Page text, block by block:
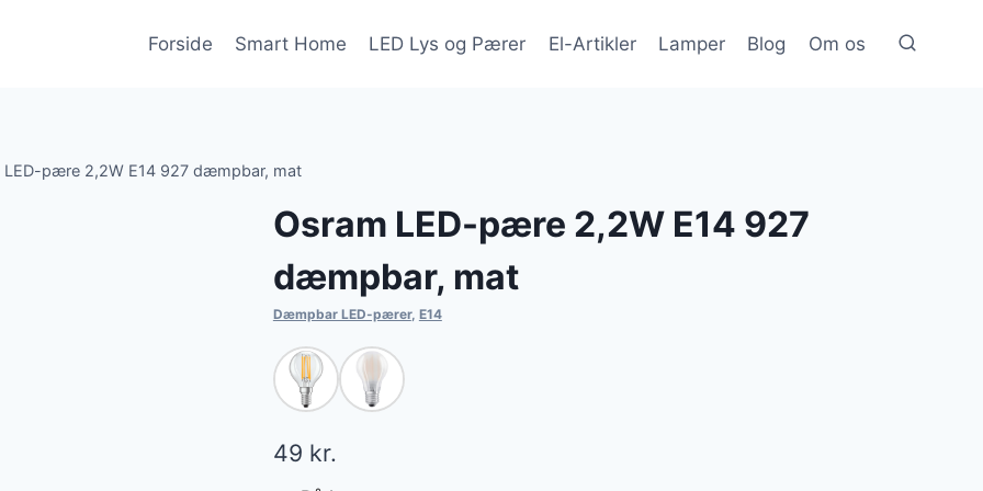
Forside Smart Home LED Lys og Pærer El-Artikler Lamper Blog Om os
LED-pære 2,2W E14 927 dæmpbar, mat
Osram LED-pære 2,2W E14 927
dæmpbar, mat
Dæmpbar LED-pærer, E14
49 kr.